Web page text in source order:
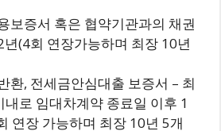
보증서 혹은 협약기관과의 채권
년(4회 연장가능하며 최장 10년
환, 전세금안심대출 보증서 – 최
로 임대차계약 종료일 이후 1
연장 가능하며 최장 10년 5개